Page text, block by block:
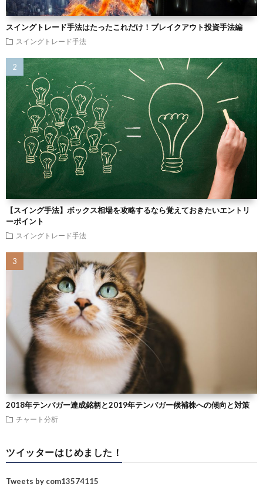
スイングトレード手法はたったこれだけ！ブレイクアウト投資手法編
スイングトレード手法
【スイング手法】ボックス相場を攻略するなら覚えておきたいエントリ
ーポイント
スイングトレード手法
2018年テンバガー達成銘柄と2019年テンバガー候補株への傾向と対策
チャート分析
ツイッターはじめました！
Tweets by com13574115